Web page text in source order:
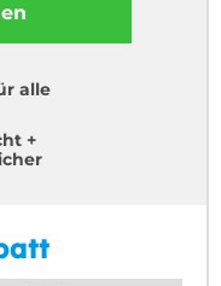
alle
+